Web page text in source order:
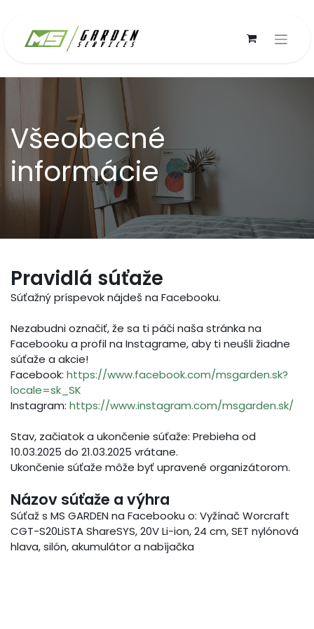
Všeobecné
informácie
Pravidlá súťaže
Súťažný príspevok nájdeš na Facebooku.
Nezabudni označiť, že sa ti páči naša stránka na
Facebooku a profil na Instagrame, aby ti neušli žiadne
súťaže a akcie!
Facebook: https://www.facebook.com/msgarden.sk?
locale=sk_SK
Instagram: https://www.instagram.com/msgarden.sk/
Stav, začiatok a ukončenie súťaže: Prebieha od
10.03.2025 do 21.03.2025 vrátane.
Ukončenie súťaže môže byť upravené organizátorom.
Názov súťaže a výhra
Súťaž s MS GARDEN na Facebooku o: Vyžínač Worcraft
CGT-S20LiSTA ShareSYS, 20V Li-ion, 24 cm, SET nylónová
hlava, silón, akumulátor a nabíjačka